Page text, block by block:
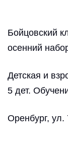
Российская
дом № 2А.
8
Бойцовский
осенний
Детская и
5 дет.
Оренбург,